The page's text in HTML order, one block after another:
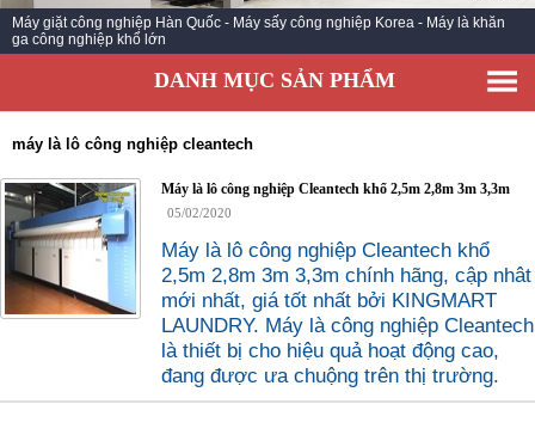
CÔNG TRÌNH TRIỂN KHAI
LIÊN HỆ
Máy giặt công nghiệp Hàn Quốc - Máy sấy công nghiệp Korea - Máy là khăn
ga công nghiệp khổ lớn
DANH MỤC SẢN PHẨM
máy là lô công nghiệp cleantech
Máy là lô công nghiệp Cleantech khổ 2,5m 2,8m 3m 3,3m
05/02/2020
Máy là lô công nghiệp Cleantech khổ
2,5m 2,8m 3m 3,3m chính hãng, cập nhât
mới nhất, giá tốt nhất bởi KINGMART
LAUNDRY. Máy là công nghiệp Cleantech
là thiết bị cho hiệu quả hoạt động cao,
đang được ưa chuộng trên thị trường.